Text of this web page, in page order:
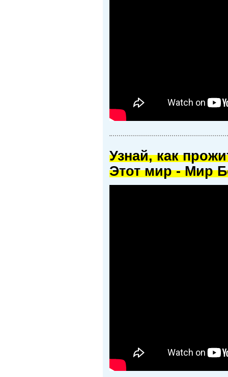
Узнай, как
Этот мир - Мир